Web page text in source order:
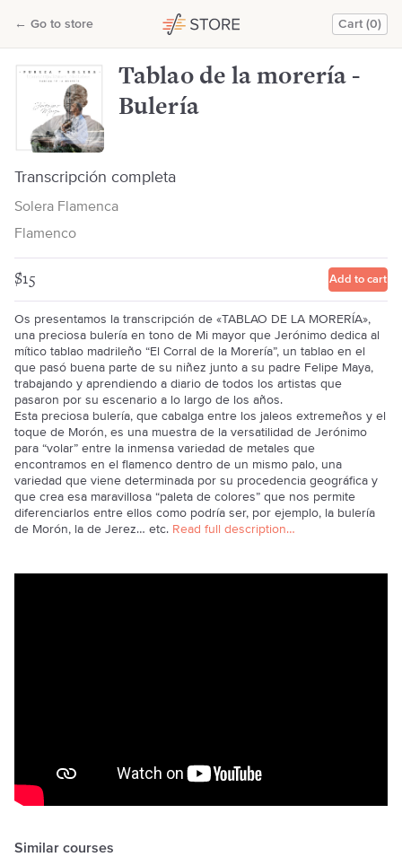
← Go to store Cart (0)
Tablao de la morería - Bulería
Tablao de la morería -
Bulería
Transcripción completa
Solera Flamenca
Flamenco
$15 Add to cart
Os presentamos la transcripción de «TABLAO DE LA MORERÍA»,
una preciosa bulería en tono de Mi mayor que Jerónimo dedica al
mítico tablao madrileño “El Corral de la Morería”, un tablao en el
que pasó buena parte de su niñez junto a su padre Felipe Maya,
trabajando y aprendiendo a diario de todos los artistas que
pasaron por su escenario a lo largo de los años.
Esta preciosa bulería, que cabalga entre los jaleos extremeños y el
toque de Morón, es una muestra de la versatilidad de Jerónimo
para “volar” entre la inmensa variedad de metales que
encontramos en el flamenco dentro de un mismo palo, una
variedad que viene determinada por su procedencia geográfica y
que crea esa maravillosa “paleta de colores” que nos permite
diferenciarlos entre ellos como podría ser, por ejemplo, la bulería
de Morón, la de Jerez… etc. Read full description…
Similar courses